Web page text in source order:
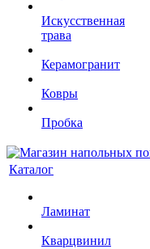
Искусственная
трава
Керамогранит
Ковры
Пробка
Каталог
Ламинат
Кварцвинил